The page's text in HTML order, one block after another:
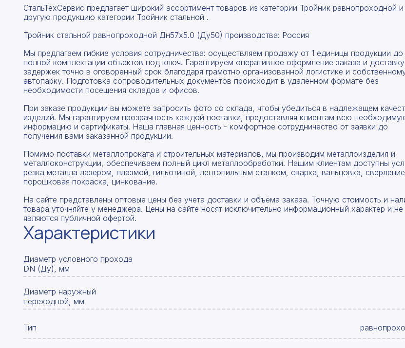
СтальТехСервис предлагает широкий ассортимент товаров из категории Тройник равнопроходной и
другую продукцию категории Тройник стальной .
Тройник стальной равнопроходной Дн57х5.0 (Ду50) производства: Россия
Мы предлагаем гибкие условия сотрудничества: осуществляем продажу от 1 единицы продукции до
полной комплектации объектов под ключ. Гарантируем оперативное оформление заказа и
задержек точно в оговоренный срок благодаря грамотно организованной логистике и
автопарку. Подготовка сопроводительных документов происходит в удаленном формате без
необходимости посещения складов и офисов.
При заказе продукции вы можете запросить фото со склада, чтобы убедиться в надлежащем
изделий. Мы гарантируем прозрачность каждой поставки, предоставляя клиентам всю
информацию и сертификаты. Наша главная ценность - комфортное сотрудничество от заявки до
получения вами заказанной продукции.
Помимо поставки металлопроката и строительных материалов, мы производим металлоизделия и
металлоконструкции, обеспечиваем полный цикл металлообработки. Нашим клиентам доступны
резка металла лазером, плазмой, гильотиной, лентопильным станком, сварка, вальцовка,
порошковая покраска, цинкование.
На сайте представлены оптовые цены без учета доставки и объёма заказа. Точную стоимость и
товара уточняйте у менеджера. Цены на сайте носят исключительно информационный характер и не
являются публичной офертой.
Характеристики
Диаметр условного прохода
DN (Ду), мм
Диаметр наружный
переходной, мм
Тип